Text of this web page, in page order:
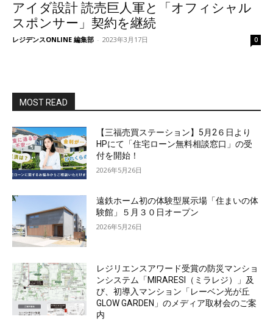
アイダ設計 読売巨人軍と「オフィシャル
スポンサー」契約を継続
レジデンスONLINE 編集部 - 2023年3月17日 0
MOST READ
【三福売買ステーション】5月2６日より
HPにて「住宅ローン無料相談窓口」の受
付を開始！
2026年5月26日
遠鉄ホーム初の体験型展示場「住まいの体
験館」５月３０日オープン
2026年5月26日
レジリエンスアワード受賞の防災マンショ
ンシステム「MIRARESI（ミラレジ）」及
び、初導入マンション「レーベン光が丘
GLOW GARDEN」のメディア取材会のご案
内